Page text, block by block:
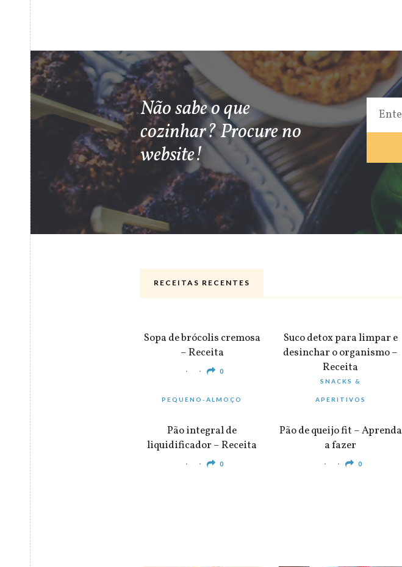
Não sabe o que
cozinhar? Procure no
website!
RECEITAS RECENTES
Sopa de brócolis cremosa
– Receita
0
Suco detox para limpar e
desinchar o organismo –
Receita
0
PEQUENO-ALMOÇO
Pão integral de
liquidificador – Receita
0
SNACKS &
APERITIVOS
Pão de queijo fit – Aprenda
a fazer
0